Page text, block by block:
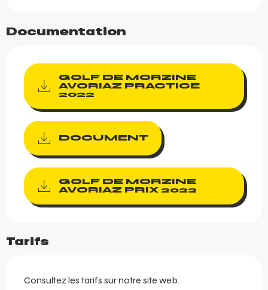
Documentation
GOLF DE MORZINE
AVORIAZ PRACTICE
2022
DOCUMENT
GOLF DE MORZINE
AVORIAZ PRIX 2022
Tarifs
Consultez les tarifs sur notre site web.